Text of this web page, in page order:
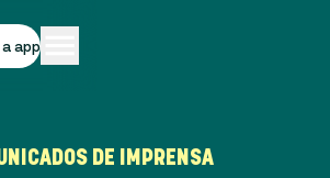
app
DE IMPRENSA